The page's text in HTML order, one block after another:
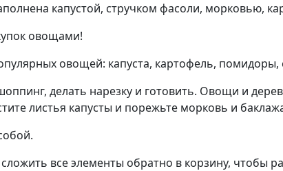
капустой, стручком фасоли, морковью,
овощами!
овощей: капуста, картофель,
делать нарезку и готовить. Овощи и
листья капусты и порежьте морковь и
все элементы обратно в корзину, чтобы